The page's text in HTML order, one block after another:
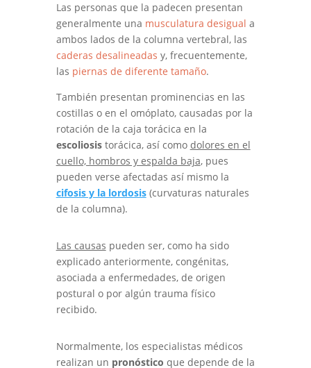
Las personas que la padecen presentan
generalmente una musculatura desigual a
ambos lados de la columna vertebral, las
caderas desalineadas y, frecuentemente,
las piernas de diferente tamaño.
También presentan prominencias en las
costillas o en el omóplato, causadas por la
rotación de la caja torácica en la
escoliosistorácica, así como dolores en el
cuello, hombros y espalda baja, pues
pueden verse afectadas así mismo la
cifosis y la lordosis(curvaturas naturales
de la columna).
Las causas pueden ser, como ha sido
explicado anteriormente, congénitas,
asociada a enfermedades, de origen
postural o por algún trauma físico
recibido.
Normalmente, los especialistas médicos
realizan un pronóstico que depende de la